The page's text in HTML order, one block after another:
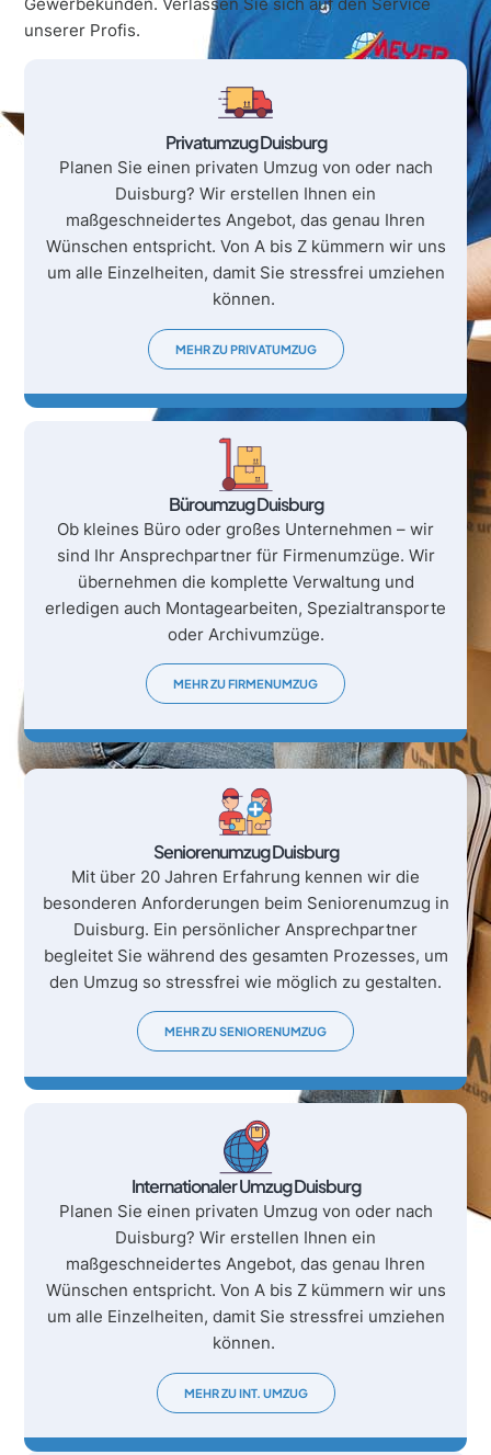
unserer Profis.
Privatumzug Duisburg
Planen Sie einen privaten Umzug von oder nach
Duisburg? Wir erstellen Ihnen ein
maßgeschneidertes Angebot, das genau Ihren
Wünschen entspricht. Von A bis Z kümmern wir uns
um alle Einzelheiten, damit Sie stressfrei umziehen
können.
MEHR ZU PRIVATUMZUG
Büroumzug Duisburg
Ob kleines Büro oder großes Unternehmen – wir
sind Ihr Ansprechpartner für Firmenumzüge. Wir
übernehmen die komplette Verwaltung und
erledigen auch Montagearbeiten, Spezialtransporte
oder Archivumzüge.
MEHR ZU FIRMENUMZUG
Seniorenumzug Duisburg
Mit über 20 Jahren Erfahrung kennen wir die
besonderen Anforderungen beim Seniorenumzug in
Duisburg. Ein persönlicher Ansprechpartner
begleitet Sie während des gesamten Prozesses, um
den Umzug so stressfrei wie möglich zu gestalten.
MEHR ZU SENIORENUMZUG
Internationaler Umzug Duisburg
Planen Sie einen privaten Umzug von oder nach
Duisburg? Wir erstellen Ihnen ein
maßgeschneidertes Angebot, das genau Ihren
Wünschen entspricht. Von A bis Z kümmern wir uns
um alle Einzelheiten, damit Sie stressfrei umziehen
können.
MEHR ZU INT. UMZUG